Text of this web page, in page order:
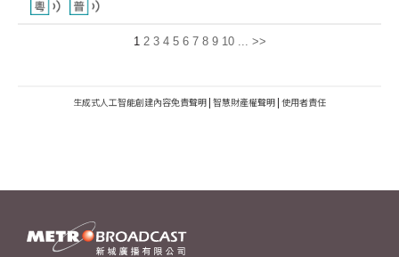
1 2 3 4 5 6 7 8 9 10 ... >>
生成式人工智能創建內容免責聲明 | 智慧財產權聲明 | 使用者責任